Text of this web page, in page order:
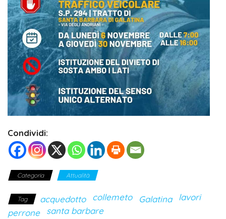
Condividi:
Categoria Attualità
Tag acquedotto collemeto Galatina
lavori
perrone
santa barbare